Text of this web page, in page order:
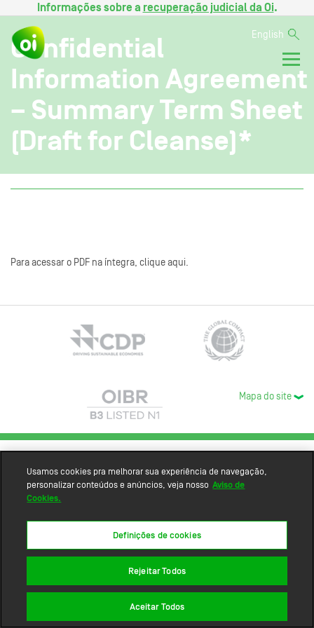
Informações sobre a recuperação judicial da Oi.
English
Confidential
Information Agreement
– Summary Term Sheet
(Draft for Cleanse)*
Para acessar o PDF na íntegra, clique aqui.
Mapa do site
Usamos cookies pra melhorar sua experiência de navegação,
personalizar conteúdos e anúncios, veja nosso Aviso de
Cookies.
Definições de cookies
Rejeitar Todos
Aceitar Todos